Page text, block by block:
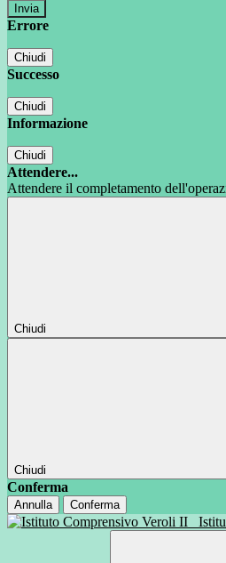
Errore
Chiudi
Successo
Chiudi
Informazione
Chiudi
Attendere...
Attendere il completamento
Chiudi
Chiudi
Conferma
Annulla Conferma